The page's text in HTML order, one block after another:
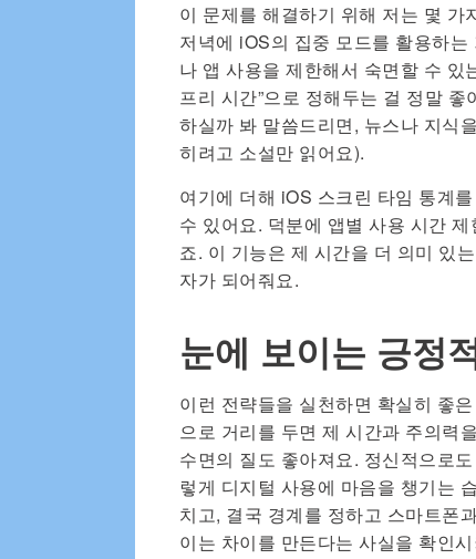
이 문제를 해결하기 위해 저는 몇
저녁에 iOS의 집중 모드를 활용하
나 앱 사용을 제한해서 숙면할 수 있
프리 시간”으로 정해두는 걸 정말
하실까 봐 말씀드리면, 뉴스나 지식
히려고 소설만 읽어요).
여기에 더해 iOS 스크린 타임 통계
수 있어요. 덕분에 앱별 사용 시간
죠. 이 기능은 제 시간을 더 의미 있
자가 되어줘요.
눈에 보이는 긍정
이런 전략들을 실천하면 확실히 좋
으로 거리를 두면 제 시간과 주의력
수면의 질도 좋아져요. 정신적으로
렇게 디지털 사용에 마음을 챙기는
치고, 결국 경계를 정하고 스마트폰
이는 차이를 만든다는 사실을 확인